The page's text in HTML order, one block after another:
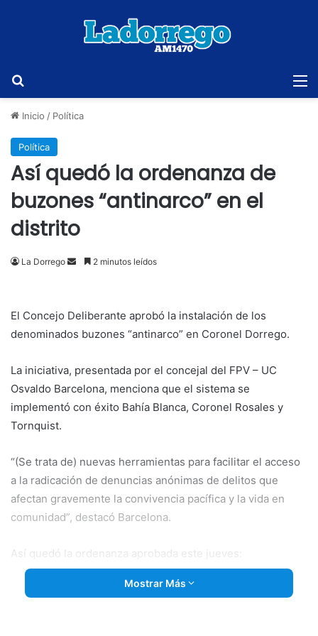
Inicio / Política
Política
Así quedó la ordenanza de
buzones “antinarco” en el
distrito
La Dorrego
Send2 minutos leídos
El Concejo Deliberante aprobó la instalación de los
denominados buzones “antinarco” en Coronel Dorrego.
La iniciativa, presentada por el concejal del FPV – UC
Osvaldo Barcelona, menciona que el sistema se
implementó con éxito Bahía Blanca, Coronel Rosales y
Tornquist.
“(Se trata de) nuevas herramientas para facilitar el acceso
a la radicación de denuncias anónimas de delitos que
afectan gravemente la convivencia pacífica y la vida en
comunidad”, destacó Barcelona.
Así quedó la ordenanza aprobada este jueves:
ARTÍCULO 1º) Autorízase al Departamento Ejecutivo
Mostrar Más